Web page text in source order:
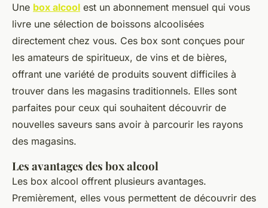
Une box alcool est un abonnement mensuel qui vous
livre une sélection de boissons alcoolisées
directement chez vous. Ces box sont conçues pour
les amateurs de spiritueux, de vins et de bières,
offrant une variété de produits souvent difficiles à
trouver dans les magasins traditionnels. Elles sont
parfaites pour ceux qui souhaitent découvrir de
nouvelles saveurs sans avoir à parcourir les rayons
des magasins.
Les avantages des box alcool
Les box alcool offrent plusieurs avantages.
Premièrement, elles vous permettent de découvrir des